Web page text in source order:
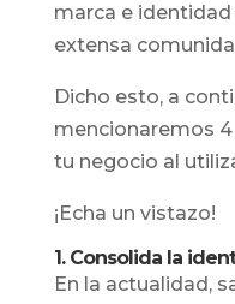
marca e
extensa
Dicho esto, a
mencionaremos
tu negocio al
¡Echa un vistazo!
1. Consolida la
En la actualidad,